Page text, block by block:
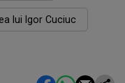
lui Igor Cuciuc